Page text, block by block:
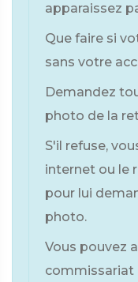
apparaissez
Que faire si
sans votre
Demandez
photo de la
S'il refuse,
internet ou le
pour lui
photo.
Vous pouvez
commissariat